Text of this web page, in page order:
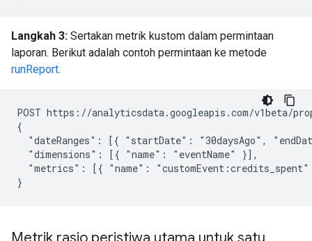
Langkah 3: Sertakan metrik kustom dalam permintaan
laporan. Berikut adalah contoh permintaan ke metode
runReport.
POST https://analyticsdata.googleapis.com/v1beta/
{
"dateRanges": [{ "startDate": "30daysAgo",
  "dimensions": [{ "name": "eventName" }],
"metrics": [{ "name": "customEvent:credits_spent"